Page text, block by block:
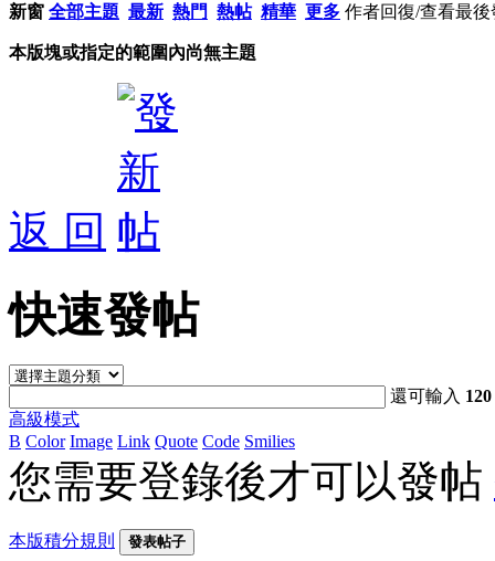
新窗 全部主題 最新 熱門 熱帖 精華 更多 作者回復/查看最後
本版塊或指定的範圍內尚無主題
返 回
快速發帖
還可輸入 120
高級模式
B Color Image Link Quote Code Smilies
您需要登錄後才可以發帖
本版積分規則 發表帖子